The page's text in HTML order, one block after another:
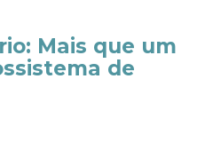
Mais que um
de